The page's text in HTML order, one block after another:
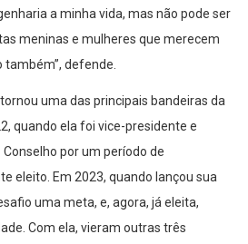
meninas e mulheres que merecem
também”, defende.
quando ela foi vice-presidente e
por um período de
eleito. Em 2023, quando lançou sua
uma meta, e, agora, já eleita,
Com ela, vieram outras três
do Crea-SP que, no ano passado,